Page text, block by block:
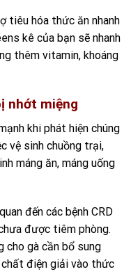
tiêu hóa thức ăn nhanh
kê của bạn sẽ nhanh
thêm vitamin, khoáng
nhớt miệng
khi phát hiện chúng
vệ sinh chuồng trại,
máng ăn, máng uống
đến các bệnh CRD
được tiêm phòng.
cho gà cần bổ sung
điện giải vào thức